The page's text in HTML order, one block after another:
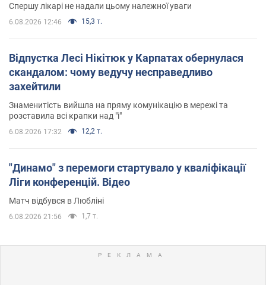
Спершу лікарі не надали цьому належної уваги
6.08.2026 12:46 15,3 т.
Відпустка Лесі Нікітюк у Карпатах обернулася
скандалом: чому ведучу несправедливо
захейтили
Знаменитість вийшла на пряму комунікацію в мережі та
розставила всі крапки над "і"
6.08.2026 17:32 12,2 т.
"Динамо" з перемоги стартувало у кваліфікації
Ліги конференцій. Відео
Матч відбувся в Любліні
6.08.2026 21:56 1,7 т.